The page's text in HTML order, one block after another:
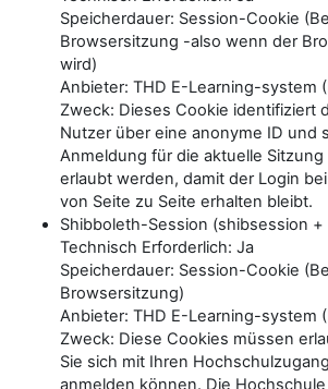
Speicherdauer: Session-Cookie
Browsersitzung -also wenn der
wird)
Anbieter: THD E-Learning-system
Zweck: Dieses Cookie identifiziert
Nutzer über eine anonyme ID und
Anmeldung für die aktuelle Sitzung
erlaubt werden, damit der Login
von Seite zu Seite erhalten bleibt.
Shibboleth-Session (shibsession +
Technisch Erforderlich: Ja
Speicherdauer: Session-Cookie
Browsersitzung)
Anbieter: THD E-Learning-system
Zweck: Diese Cookies müssen
Sie sich mit Ihren
anmelden können. Die